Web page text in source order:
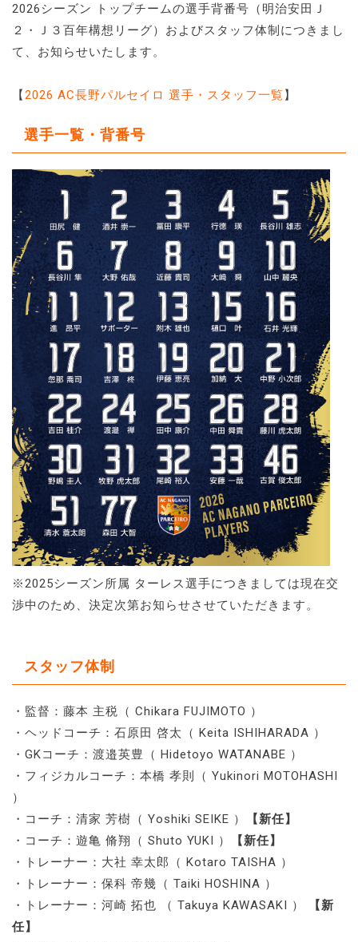
2026シーズン トップチームの選手背番号（明治安田Ｊ
２・Ｊ３百年構想リーグ）およびスタッフ体制につきまし
て、お知らせいたします。
【2026 AC長野パルセイロ 選手・スタッフ一覧】
選手一覧・背番号
※2025シーズン所属 ターレス選手につきましては現在交
渉中のため、決定次第お知らせさせていただきます。
スタッフ体制
・監督：藤本 主税（ Chikara FUJIMOTO ）
・ヘッドコーチ：石原田 啓太（ Keita ISHIHARADA ）
・GKコーチ：渡邉英豊（ Hidetoyo WATANABE ）
・フィジカルコーチ：本橋 孝則（ Yukinori MOTOHASHI
）
・コーチ：清家 芳樹（ Yoshiki SEIKE ）
【新任】
・コーチ：遊亀 脩翔（ Shuto YUKI ）
【新任】
・トレーナー：大社 幸太郎（ Kotaro TAISHA ）
・トレーナー：保科 帝幾（ Taiki HOSHINA ）
・トレーナー：河崎 拓也 （ Takuya KAWASAKI ）
【新
任】